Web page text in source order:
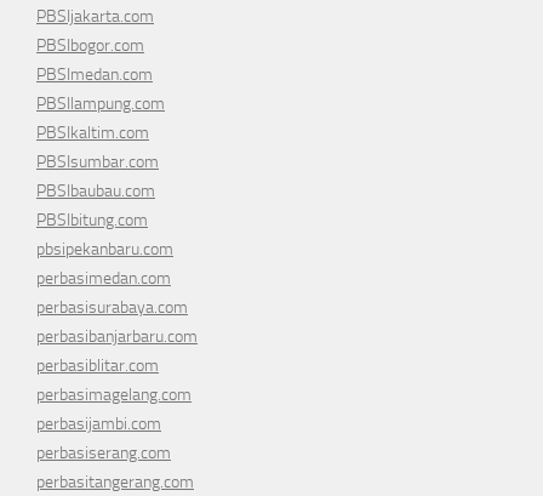
PBSIjakarta.com
PBSIbogor.com
PBSImedan.com
PBSIlampung.com
PBSIkaltim.com
PBSIsumbar.com
PBSIbaubau.com
PBSIbitung.com
pbsipekanbaru.com
perbasimedan.com
perbasisurabaya.com
perbasibanjarbaru.com
perbasiblitar.com
perbasimagelang.com
perbasijambi.com
perbasiserang.com
perbasitangerang.com